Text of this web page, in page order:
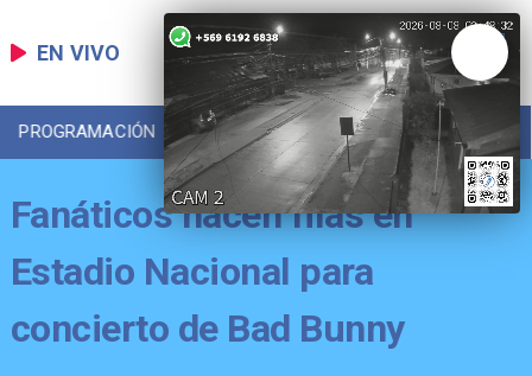
EN VIVO
PROGRAMACIÓN LOCAL DEPORTES
Fanáticos hacen filas en
Estadio Nacional para
concierto de Bad Bunny